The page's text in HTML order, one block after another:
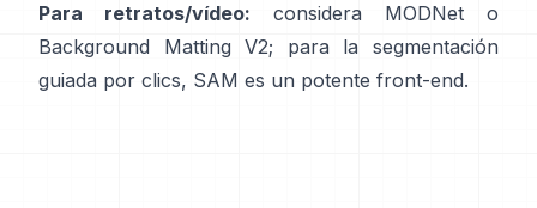
Para retratos/vídeo: considera MODNet o
Background Matting V2; para la segmentación
guiada por clics, SAM es un potente front-end.